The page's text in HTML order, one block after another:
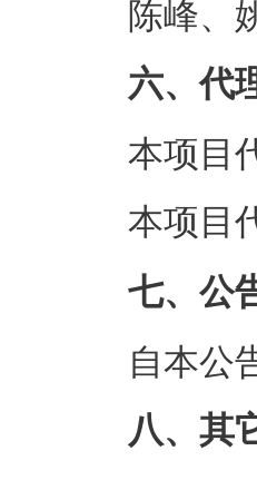
陈峰、
六、代
本项目
本项目
七、公
自本公
八、其